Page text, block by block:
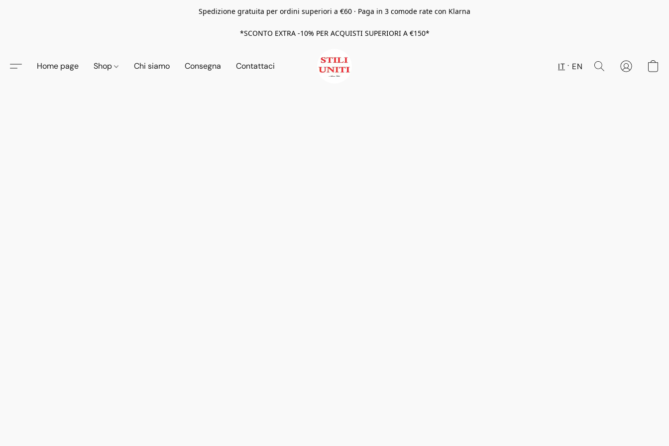
Spedizione gratuita per ordini superiori a €60 · Paga in 3 comode rate con Klarna
*SCONTO EXTRA -10% PER ACQUISTI SUPERIORI A €150*
Home page Shop Chi siamo Consegna Contattaci IT EN